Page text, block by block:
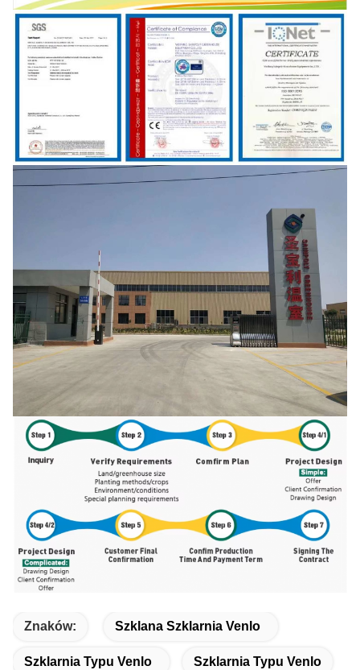
Znaków: Szklana Szklarnia Venlo
Szklarnia Typu Venlo Szklarnia Typu Venlo